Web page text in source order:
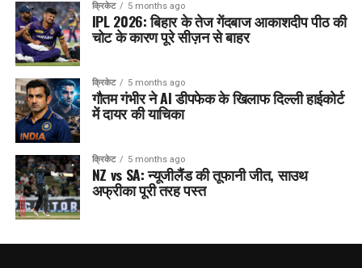
क्रिकेट 5 months ago
IPL 2026: बिहार के तेज गेंदबाज आकाशदीप पीठ की
चोट के कारण पूरे सीज़न से बाहर
क्रिकेट 5 months ago
गौतम गंभीर ने AI डीपफेक के खिलाफ दिल्ली हाईकोर्ट
में दायर की याचिका
क्रिकेट 5 months ago
NZ vs SA: न्यूजीलैंड की तूफानी जीत, साउथ
अफ्रीका पूरी तरह पस्त